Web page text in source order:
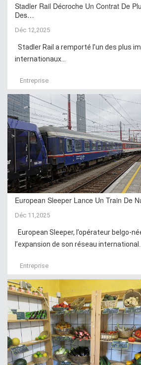
Stadler Rail Décroche Un Contrat De
Des…
Déc 12,2025
Stadler Rail a remporté l’un des plus
internationaux...
Entreprise
European Sleeper Lance Un Train De
Déc 11,2025
European Sleeper, l’opérateur belgo-
l’expansion de son réseau international...
Entreprise